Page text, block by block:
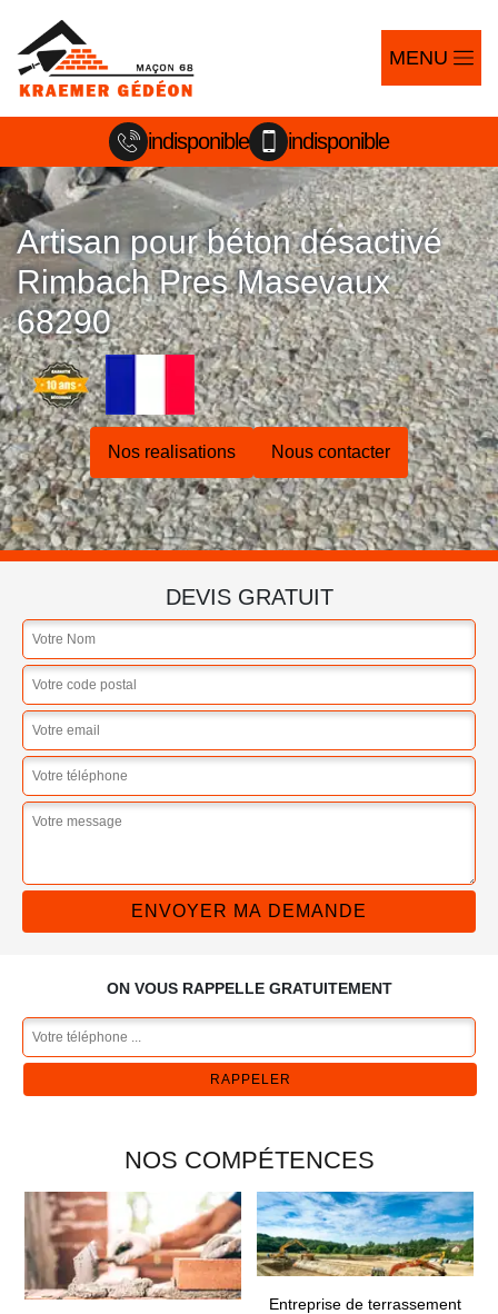
MENU
indisponible indisponible
Artisan pour béton désactivé
Rimbach Pres Masevaux
68290
Nos realisations Nous contacter
DEVIS GRATUIT
ON VOUS RAPPELLE GRATUITEMENT
NOS COMPÉTENCES
Entreprise de terrassement